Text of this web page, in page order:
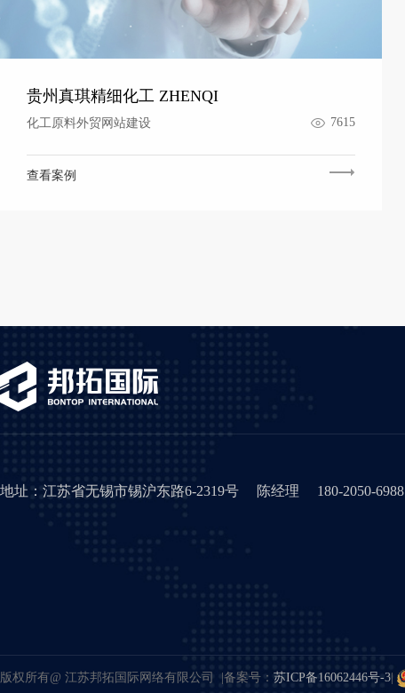
贵州真琪精细化工 ZHENQI
化工原料外贸网站建设 7615
查看案例
地址：江苏省无锡市锡沪东路6-2319号 陈经理 180-2050-6988
版权所有@ 江苏邦拓国际网络有限公司 |备案号： 苏ICP备16062446号-3|